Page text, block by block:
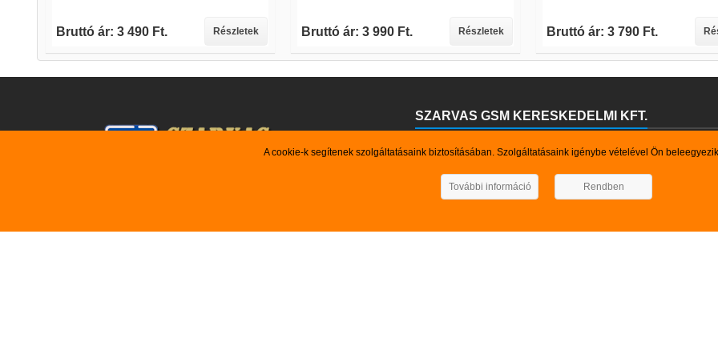
A cookie-k segítenek szolgáltatásaink biztosításában. Szolgáltatásaink igénybe vételével Ön
További információ Rendben
Bruttó ár: 3 490 Ft. Részletek Bruttó ár: 3 990 Ft. Részletek Bruttó ár: 3 790 Ft.
SZARVAS GSM KERESKEDELMI KFT.
keresett termék, szolgáltatás nem szerepel kínálatunkban, kérem
Elérhetőségeink: Mb.: 0630-55- 88-369, 0670-500- 7-500 Email: